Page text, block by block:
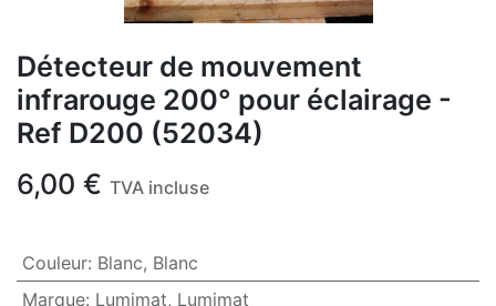
Détecteur de mouvement
infrarouge 200° pour éclairage -
Ref D200 (52034)
6,00 € TVA incluse
Couleur: Blanc, Blanc
Marque: Lumimat, Lumimat